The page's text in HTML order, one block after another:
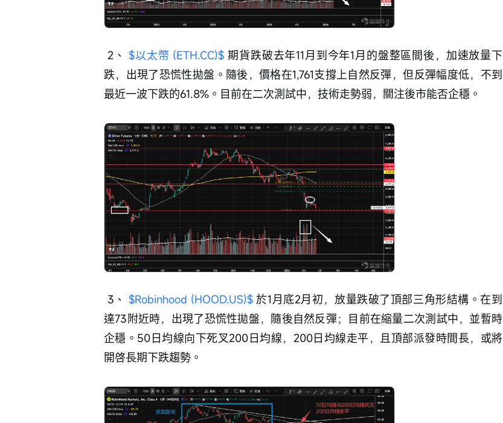
2、 $以太幣 (ETH.CC)$ 期貨跌破去年11月到今年1月的盤整區間後，加速放量下
跌，出現了恐慌性拋盤。隨後，價格在1,761支撐上自然反彈，但反彈幅度低，不到
最近一波下跌的61.8%。目前在二次測試中，技術走勢弱，關注後市能否企穩。
3、 $Robinhood (HOOD.US)$ 於1月底2月初，放量跌破了頂部三角形結構。在到
達73附近時，出現了恐慌性拋盤，隨後自然反彈；目前在縮量二次測試中，並暫時
企穩。50日均線向下死叉200日均線，200日均線走平，且頂部派發時間長，或將
開啓長期下跌趨勢。